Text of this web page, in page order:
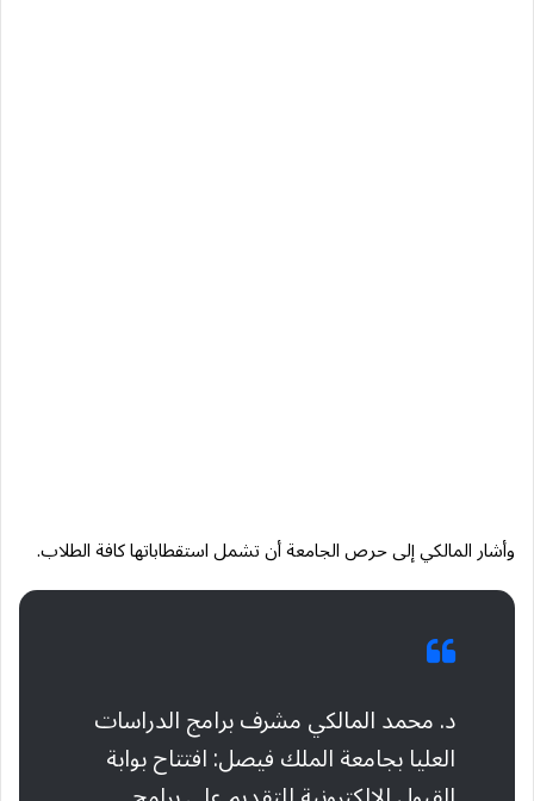
وأشار المالكي إلى حرص الجامعة أن تشمل استقطاباتها كافة الطلاب.
د. محمد المالكي مشرف برامج الدراسات
العليا بجامعة الملك فيصل: افتتاح بوابة